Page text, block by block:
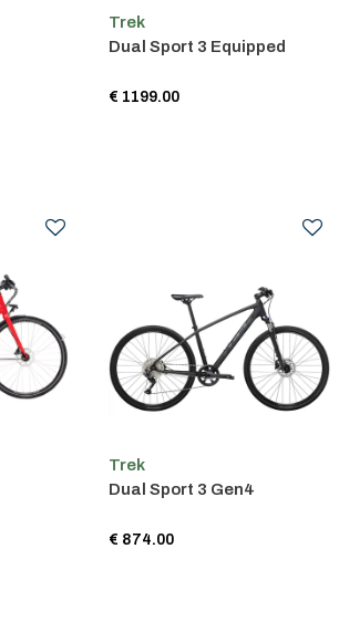
Trek
Dual Sport 3 Equipped
€ 1199.00
Trek
Dual Sport 3 Gen4
€ 874.00